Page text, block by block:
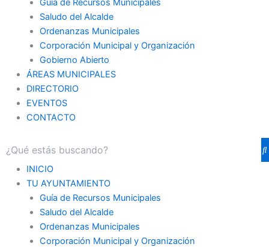
Guía de Recursos Municipales
Saludo del Alcalde
Ordenanzas Municipales
Corporación Municipal y Organización
Gobierno Abierto
ÁREAS MUNICIPALES
DIRECTORIO
EVENTOS
CONTACTO
INICIO
TU AYUNTAMIENTO
Guía de Recursos Municipales
Saludo del Alcalde
Ordenanzas Municipales
Corporación Municipal y Organización